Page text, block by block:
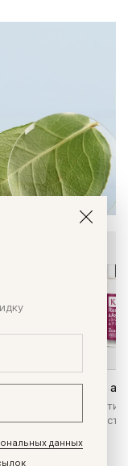
Ресвератрол и
Комплекс мощных
данных